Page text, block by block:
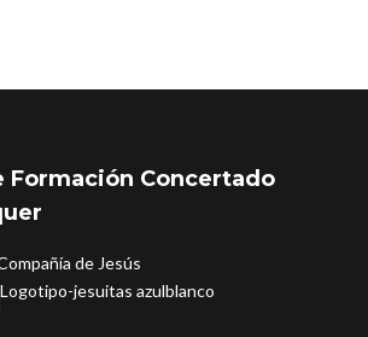
Formación Concertado
de Jesús